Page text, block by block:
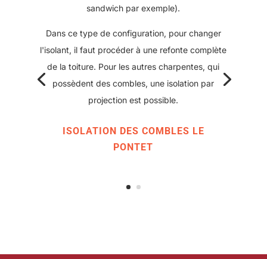
cellulose ou de la laine, on appelle ça l'isolation
L'autre technique consiste à poser des rouleaux
ou panneaux d'isolant. Dans ce cas là il faut un
espace suffisamment large pour pouvoir y
travailler à plusieurs, debout, avec aisance.
ISOLATION DES COMBLES LE
PONTET